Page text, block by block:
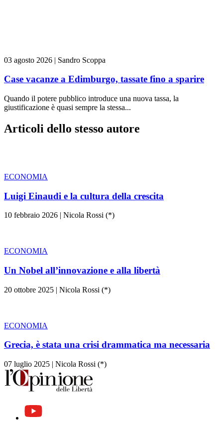
03 agosto 2026 | Sandro Scoppa
Case vacanze a Edimburgo, tassate fino a sparire
Quando il potere pubblico introduce una nuova tassa, la
giustificazione è quasi sempre la stessa...
Articoli dello stesso autore
ECONOMIA
Luigi Einaudi e la cultura della crescita
10 febbraio 2026 | Nicola Rossi (*)
ECONOMIA
Un Nobel all’innovazione e alla libertà
20 ottobre 2025 | Nicola Rossi (*)
ECONOMIA
Grecia, è stata una crisi drammatica ma necessaria
07 luglio 2025 | Nicola Rossi (*)